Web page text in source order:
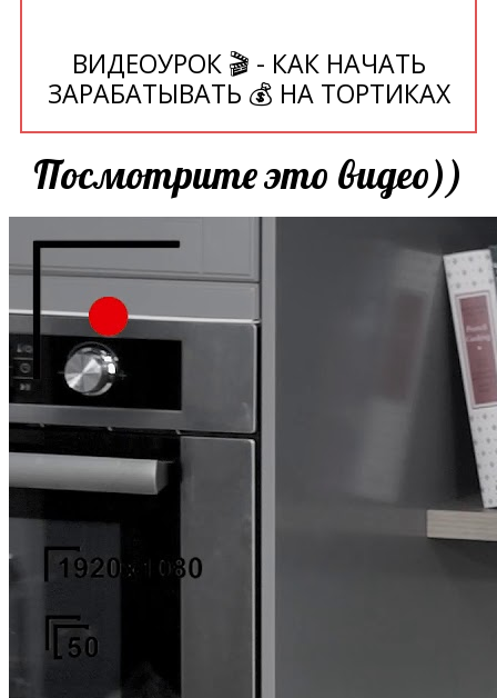
ВИДЕОУРОК 🎬 - КАК НАЧАТЬ
ЗАРАБАТЫВАТЬ 💰 НА ТОРТИКАХ
Посмотрите это видео))